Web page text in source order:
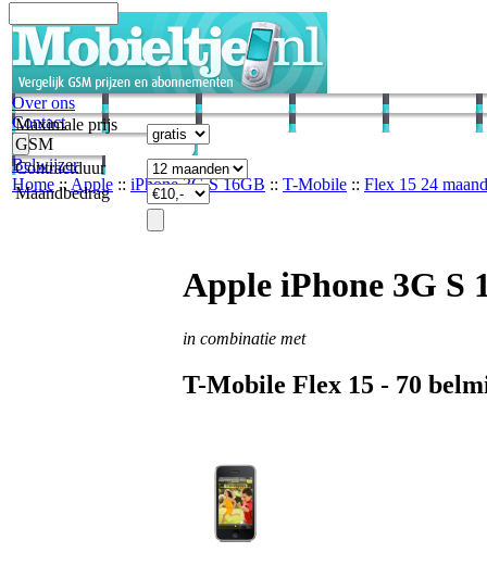
Over ons
Contact
Belwijzer
Home :: Apple :: iPhone 3G S 16GB :: T-Mobile :: Flex 15 24
Maximale prijs
GSM
Contractduur
Maandbedrag
Apple iPhone 3G S
in combinatie met
T-Mobile Flex 15 - 70